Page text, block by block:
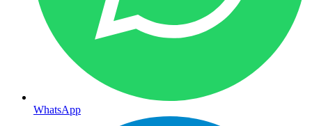
WhatsApp